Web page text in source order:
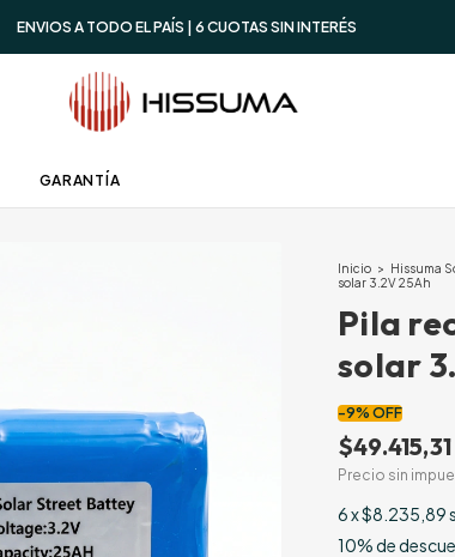
ENVIOS A TODO EL PAÍS | 6 CUOTAS SIN INTERÉS
GARANTÍA
Inicio > Hissuma
solar 3.2V 25Ah
Pila
solar
-9% OFF
$49.415,31
Precio sin
6x$8.235,89
10% de